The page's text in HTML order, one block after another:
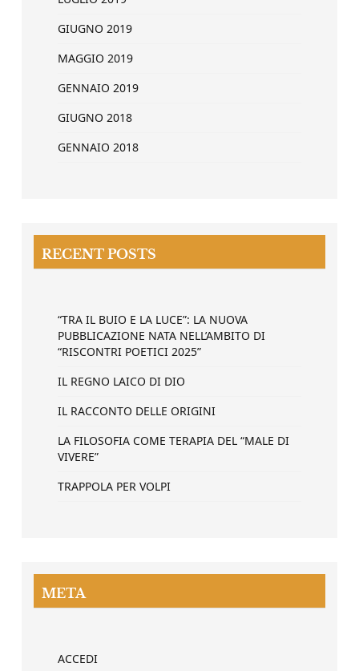
GIUGNO 2019
MAGGIO 2019
GENNAIO 2019
GIUGNO 2018
GENNAIO 2018
RECENT POSTS
“TRA IL BUIO E LA LUCE”: LA NUOVA
PUBBLICAZIONE NATA NELL’AMBITO DI
“RISCONTRI POETICI 2025”
IL REGNO LAICO DI DIO
IL RACCONTO DELLE ORIGINI
LA FILOSOFIA COME TERAPIA DEL “MALE DI
VIVERE”
TRAPPOLA PER VOLPI
META
ACCEDI